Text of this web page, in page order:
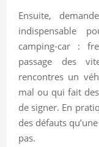
Ensuite,
indispensable
camping-car :
passage des
rencontres un
mal ou qui fait
de signer. En
des défauts
pas.